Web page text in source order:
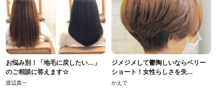
お悩み別！「地毛に戻したい…」
のご相談に答えます☆
渡辺真一
ジメジメして鬱陶しいならベリー
ショート！女性らしさを失...
かえで